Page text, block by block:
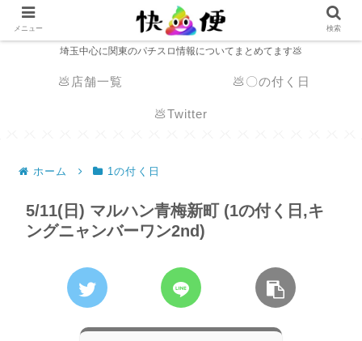
埼玉中心に関東のパチスロ情報についてまとめてます💩
💩店舗一覧 💩〇の付く日
💩Twitter
ホーム 1の付く日
5/11(日) マルハン青梅新町 (1の付く日,キ
ングニャンバーワン2nd)
メニュー 検索